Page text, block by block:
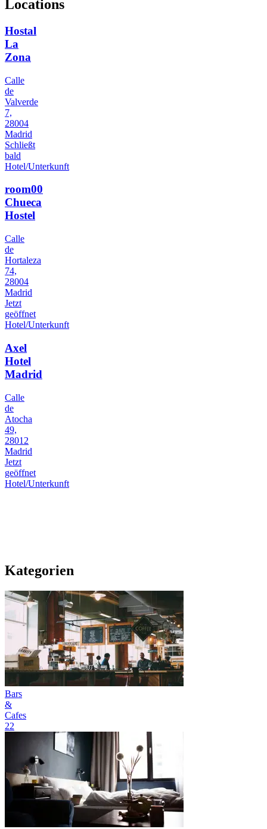
Locations
Hostal
La
Zona
Calle
de
Valverde
7,
28004
Madrid
Schließt
bald
Hotel/Unterkunft
room00
Chueca
Hostel
Calle
de
Hortaleza
74,
28004
Madrid
Jetzt
geöffnet
Hotel/Unterkunft
Axel
Hotel
Madrid
Calle
de
Atocha
49,
28012
Madrid
Jetzt
geöffnet
Hotel/Unterkunft
Kategorien
Bars
&
Cafes
22